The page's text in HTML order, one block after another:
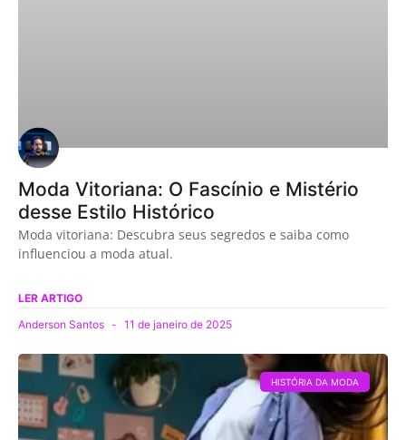
Moda Vitoriana: O Fascínio e Mistério
desse Estilo Histórico
Moda vitoriana: Descubra seus segredos e saiba como
influenciou a moda atual.
LER ARTIGO
Anderson Santos
11 de janeiro de 2025
HISTÓRIA DA MODA